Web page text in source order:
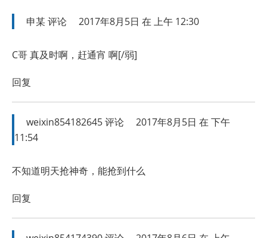
申某评论 2017年8月5日 在 上午 12:30
C哥 真及时啊，赶通宵 啊[/弱]
回复
weixin854182645评论
2017年8月5日 在 下午
11:54
不知道明天抢神奇，能抢到什么
回复